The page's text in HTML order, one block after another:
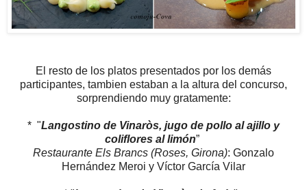
El resto de los platos presentados por los demás
participantes, tambien estaban a la altura del concurso,
sorprendiendo muy gratamente:
* "Langostino de Vinaròs, jugo de pollo al ajillo y
coliflores al limón”
Restaurante Els Brancs (Roses, Girona): Gonzalo
Hernández Meroi y Víctor García Vilar